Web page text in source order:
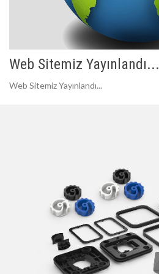
Web Sitemiz Yayınlandı...
Web Sitemiz Yayınlandı...